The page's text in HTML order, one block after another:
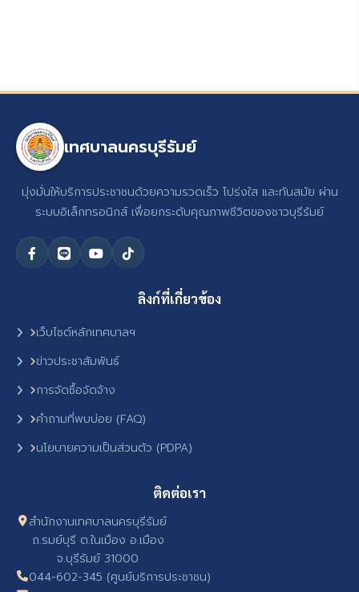
เทศบาลนครบุรีรัมย์
มุ่งมั่นให้บริการประชาชนด้วยความรวดเร็ว โปร่งใส และทันสมัย ผ่าน
ระบบอิเล็กทรอนิกส์ เพื่อยกระดับคุณภาพชีวิตของชาวบุรีรัมย์
ลิงก์ที่เกี่ยวข้อง
เว็บไซต์หลักเทศบาลฯ
ข่าวประชาสัมพันธ์
การจัดซื้อจัดจ้าง
คำถามที่พบบ่อย (FAQ)
นโยบายความเป็นส่วนตัว (PDPA)
ติดต่อเรา
สำนักงานเทศบาลนครบุรีรัมย์
ถ.รมย์บุรี ต.ในเมือง อ.เมือง
จ.บุรีรัมย์ 31000
044-602-345 (ศูนย์บริการประชาชน)